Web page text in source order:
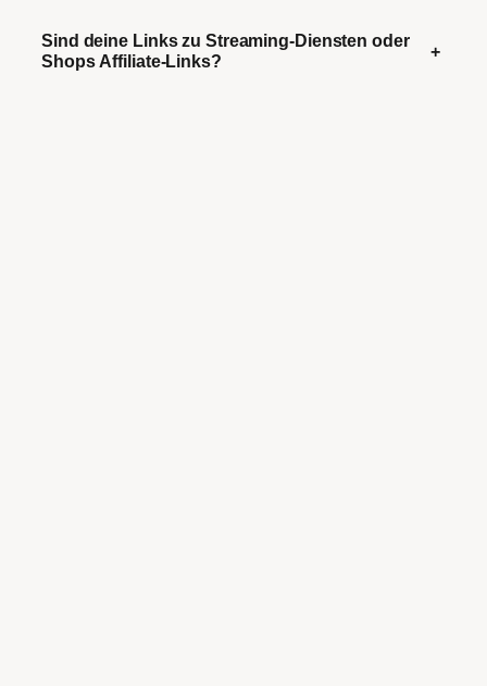
Sind deine Links zu Streaming-Diensten oder
Shops Affiliate-Links?
+